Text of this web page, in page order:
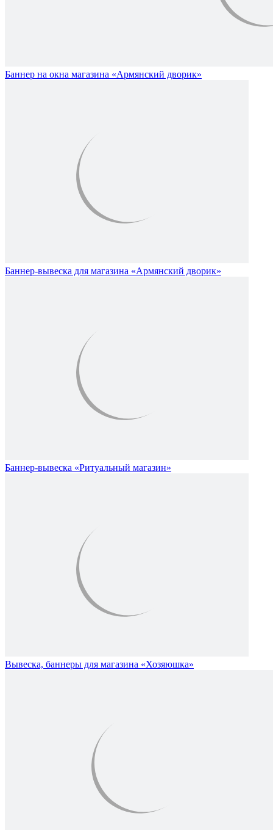
Баннер на окна магазина «Армянский дворик»
Баннер-вывеска для магазина «Армянский дворик»
Баннер-вывеска «Ритуальный магазин»
Вывеска, баннеры для магазина «Хозяюшка»